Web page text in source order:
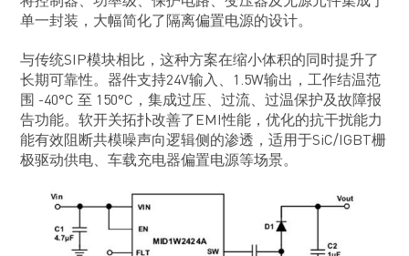
单一封装，大幅简化了隔离偏置电源的设计。
与传统SIP模块相比，这种方案在缩小体积的同时提升了
长期可靠性。器件支持24V输入、1.5W输出，工作结温范
围 -40°C 至 150°C，集成过压、过流、过温保护及故障报
告功能。软开关拓扑改善了EMI性能，优化的抗干扰能力
能有效阻断共模噪声向逻辑侧的渗透，适用于SiC/IGBT栅
极驱动供电、车载充电器偏置电源等场景。